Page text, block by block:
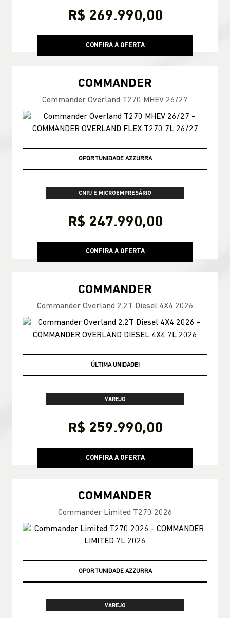
R$ 269.990,00
CONFIRA A OFERTA
COMMANDER
Commander Overland T270 MHEV 26/27
OPORTUNIDADE AZZURRA
CNPJ E MICROEMPRESÁRIO
R$ 247.990,00
CONFIRA A OFERTA
COMMANDER
Commander Overland 2.2T Diesel 4X4 2026
OPORTUNIDADE AZZURRA
VAREJO
R$ 259.990,00
CONFIRA A OFERTA
COMMANDER
Commander Limited T270 2026
TAXA ZERO
VAREJO